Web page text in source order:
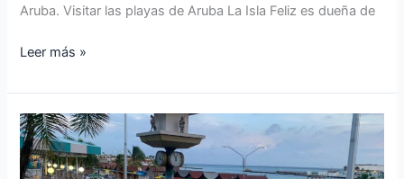
Aruba. Visitar las playas de Aruba La Isla Feliz es dueña de
Leer más »
Cuál
es
la